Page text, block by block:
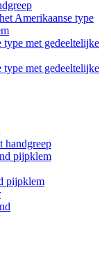
Amerikaanse type
met gedeeltelijke
met gedeeltelijke
handgreep
pijpklem
pijpklem